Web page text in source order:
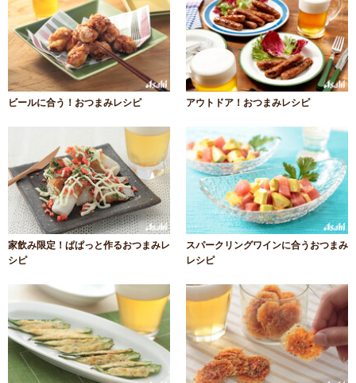
ビールに合う！おつまみレシピ アウトドア！おつまみレシピ
家飲み限定！ぱぱっと作るおつまみレ
シピ
スパークリングワインに合うおつまみ
レシピ